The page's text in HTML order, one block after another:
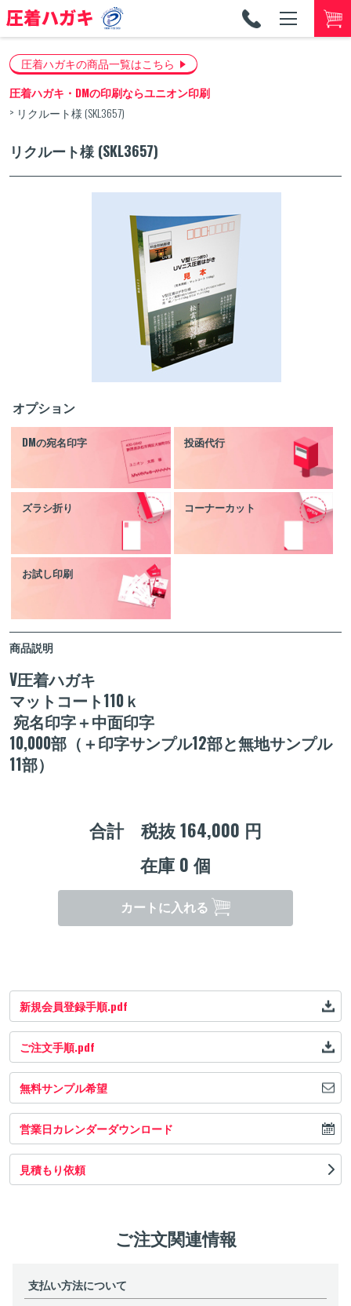
TEL
圧着ハガキの商品一覧はこちら
圧着ハガキ・DMの印刷ならユニオン印刷
リクルート様 (SKL3657)
リクルート様 (SKL3657)
オプション
DMの宛名印字 投函代行
ズラシ折り コーナーカット
お試し印刷
商品説明
V圧着ハガキ
マットコート110ｋ
宛名印字＋中面印字
10,000部（＋印字サンプル12部と無地サンプル
11部）
合計 税抜164,000 円
在庫 0 個
カートに入れる
新規会員登録手順.pdf
ご注文手順.pdf
無料サンプル希望
営業日カレンダーダウンロード
見積もり依頼
ご注文関連情報
支払い方法について